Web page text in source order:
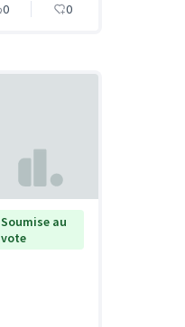
0 0
Soumise au
vote